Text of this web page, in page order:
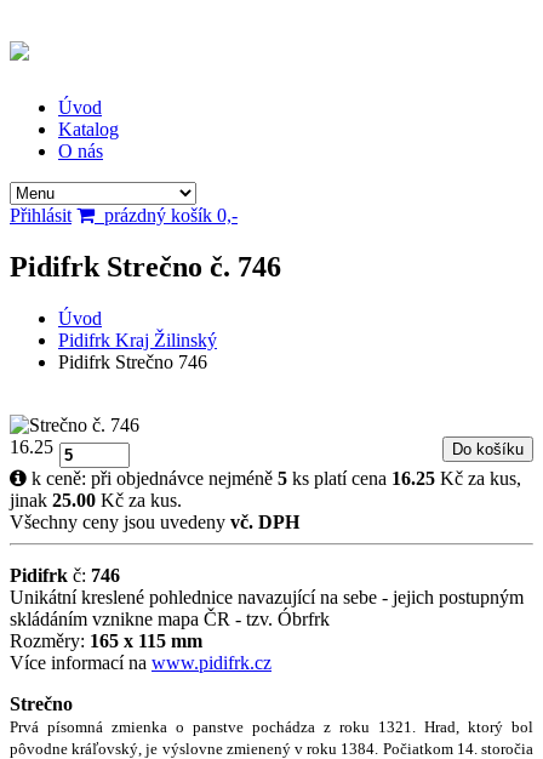
Úvod
Katalog
O nás
Přihlásit prázdný košík 0,-
Pidifrk Strečno č. 746
Úvod
Pidifrk Kraj Žilinský
Pidifrk Strečno 746
16.25
k ceně: při objednávce nejméně 5 ks platí cena 16.25 Kč za kus,
jinak 25.00 Kč za kus.
Všechny ceny jsou uvedeny vč. DPH
Pidifrk č: 746
Unikátní kreslené pohlednice navazující na sebe - jejich postupným
skládáním vznikne mapa ČR - tzv. Óbrfrk
Rozměry: 165 x 115 mm
Více informací na www.pidifrk.cz
Strečno
Prvá písomná zmienka o panstve pochádza z roku 1321. Hrad, ktorý bol
pôvodne kráľovský, je výslovne zmienený v roku 1384. Počiatkom 14. storočia